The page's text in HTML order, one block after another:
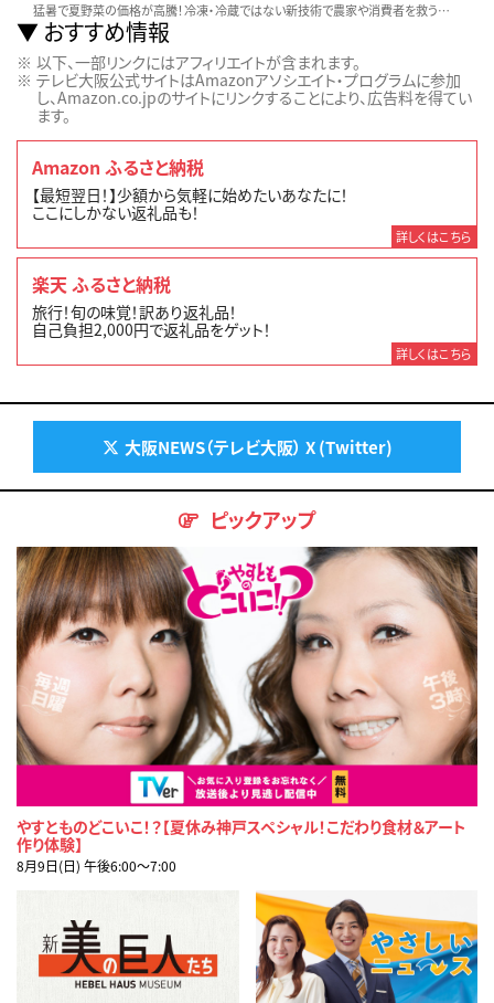
猛暑で夏野菜の価格が高騰！冷凍・冷蔵ではない新技術で農家や消費者を救う挑戦が始まった！しかし巨大倉庫を建設した熊本で大地震が発生…いきなり真価が問われることに
おすすめ情報
以下、一部リンクにはアフィリエイトが含まれます。
テレビ大阪公式サイトはAmazonアソシエイト・プログラムに参加
し、Amazon.co.jpのサイトにリンクすることにより、広告料を得てい
ます。
Amazon ふるさと納税
【最短翌日！】少額から気軽に始めたいあなたに！
ここにしかない返礼品も！
詳しくはこちら
楽天 ふるさと納税
旅行！旬の味覚！訳あり返礼品！
自己負担2,000円で返礼品をゲット！
詳しくはこちら
大阪NEWS（テレビ大阪） X (Twitter)
ピックアップ
やすとものどこいこ！？【夏休み神戸スペシャル！こだわり食材＆アート
作り体験】
8月9日(日) 午後6:00〜7:00